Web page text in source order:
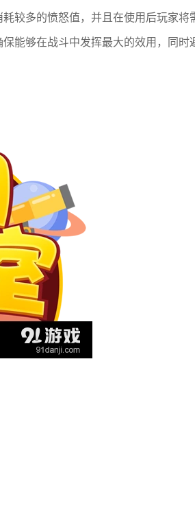
较多的愤怒值，并且在使用后玩家将
能够在战斗中发挥最大的效用，同时